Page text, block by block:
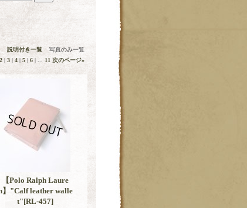
説明付き一覧 写真のみ一覧
2 | 3 | 4 |5 | 6 | 11 次のページ»
【Polo Ralph Laure
】"Calf leather walle
t"[RL-457]